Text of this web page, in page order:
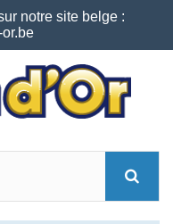
notre site belge :